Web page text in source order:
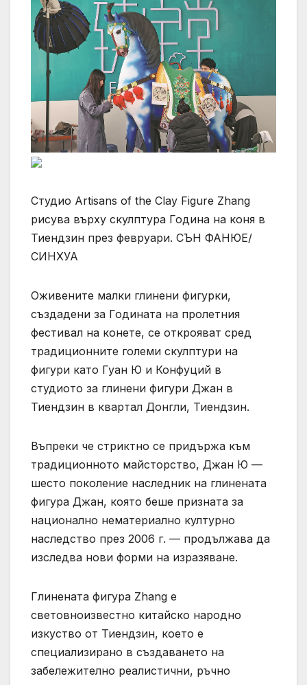
Студио Artisans of the Clay Figure Zhang
рисува върху скулптура Година на коня в
Тиендзин през февруари. СЪН ФАНЮЕ/
СИНХУА
Оживените малки глинени фигурки,
създадени за Годината на пролетния
фестивал на конете, се открояват сред
традиционните големи скулптури на
фигури като Гуан Ю и Конфуций в
студиото за глинени фигури Джан в
Тиендзин в квартал Донгли, Тиендзин.
Въпреки че стриктно се придържа към
традиционното майсторство, Джан Ю —
шесто поколение наследник на глинената
фигура Джан, която беше призната за
национално нематериално културно
наследство през 2006 г. — продължава да
изследва нови форми на изразяване.
Глинената фигура Zhang е
световноизвестно китайско народно
изкуство от Тиендзин, което е
специализирано в създаването на
забележително реалистични, ръчно